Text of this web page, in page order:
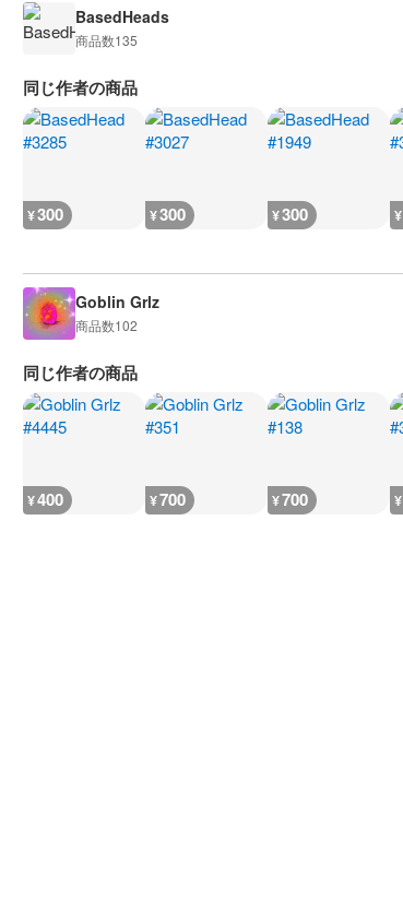
BasedHeads
商品数135
同じ作者の商品
¥300 ¥300 ¥300 ¥
Goblin Grlz
商品数102
同じ作者の商品
¥400 ¥700 ¥700 ¥